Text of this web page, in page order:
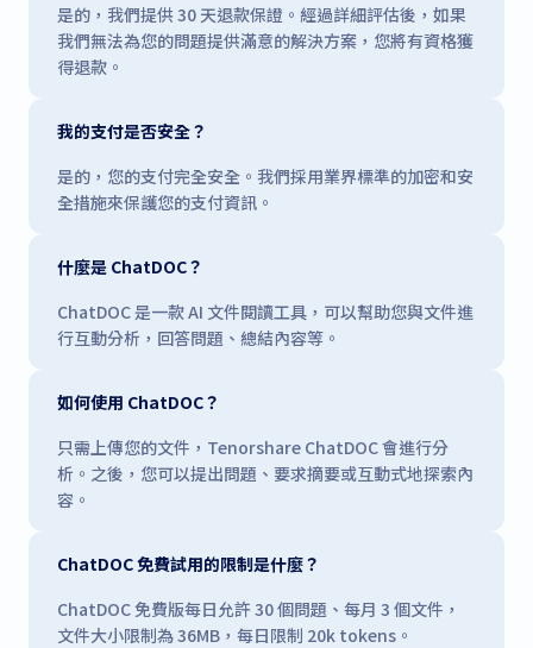
是的，我們提供 30 天退款保證。經過詳細評估後，如果
我們無法為您的問題提供滿意的解決方案，您將有資格獲
得退款。
我的支付是否安全？
是的，您的支付完全安全。我們採用業界標準的加密和安
全措施來保護您的支付資訊。
什麼是 ChatDOC？
ChatDOC 是一款 AI 文件閱讀工具，可以幫助您與文件進
行互動分析，回答問題、總結內容等。
如何使用 ChatDOC？
只需上傳您的文件，Tenorshare ChatDOC 會進行分
析。之後，您可以提出問題、要求摘要或互動式地探索內
容。
ChatDOC 免費試用的限制是什麼？
ChatDOC 免費版每日允許 30 個問題、每月 3 個文件，
文件大小限制為 36MB，每日限制 20k tokens。